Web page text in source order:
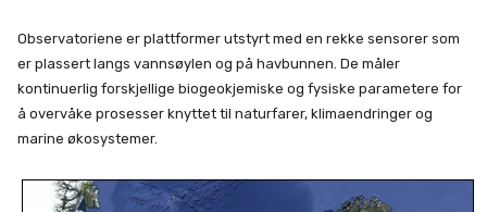
Observatoriene er plattformer utstyrt med en rekke sensorer som
er plassert langs vannsøylen og på havbunnen. De måler
kontinuerlig forskjellige biogeokjemiske og fysiske parametere for
å overvåke prosesser knyttet til naturfarer, klimaendringer og
marine økosystemer.